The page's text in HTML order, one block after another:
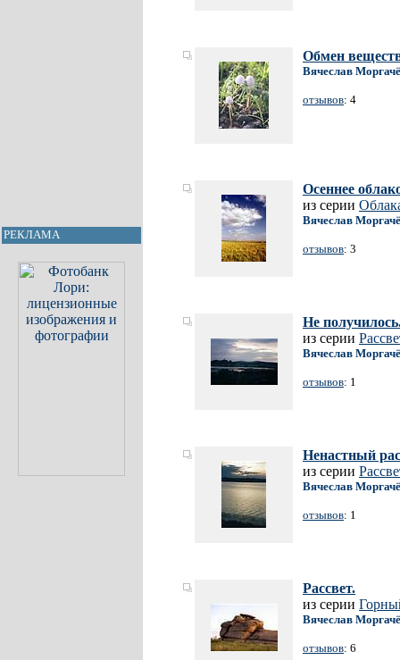
РЕКЛАМА
Обмен
Вячеслав
отзывов: 4
Осеннее
из серии
Вячеслав
отзывов: 3
Не
из серии
Вячеслав
отзывов: 1
Ненастный
из серии
Вячеслав
отзывов: 1
Рассвет.
из серии
Вячеслав
отзывов: 6